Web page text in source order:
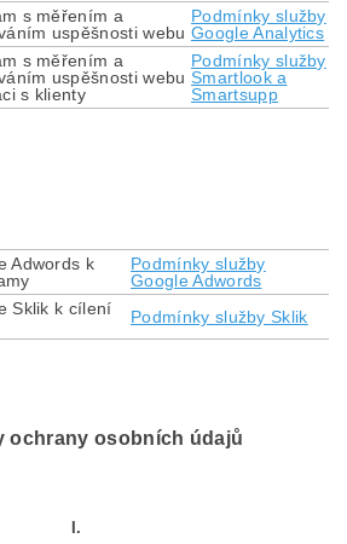
s měřením a
uspěšnosti webu
Podmínky služby
Google Analytics
s měřením a
uspěšnosti webu
s klienty
Podmínky služby
Smartlook a
Smartsupp
Adwords k
Podmínky služby
Google Adwords
Sklik k cílení
Podmínky služby Sklik
ochrany osobních údajů
I.